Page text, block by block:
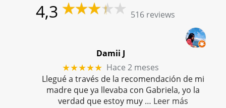
4,3 516 reviews
Damii J
★★★★★ Hace 2 meses
Llegué a través de la recomendación de mi
madre que ya llevaba con Gabriela, yo la
verdad que estoy muy … Leer más